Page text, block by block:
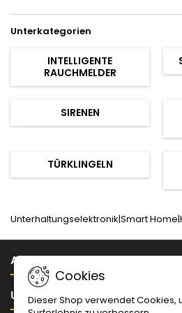
Unterkategorien
INTELLIGENTE
RAUCHMELDER
SIRENEN
TÜRKLINGELN
Unterhaltungselektronik|Smart
ARTIKEL
UNTERNEHMEN
Cookies
Dieser Shop verwendet Cookies,